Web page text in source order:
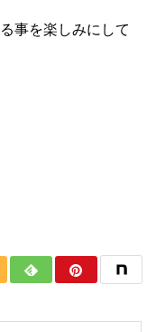
事を楽しみにして